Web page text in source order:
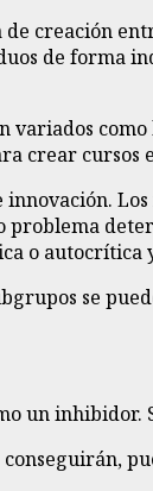
creación
de forma
crear
o autocrítica
se
un